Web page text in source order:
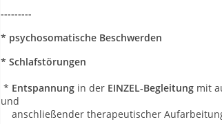
---------
* psychosomatische Beschwerden
* Schlafstörungen
* Entspannung in der EINZEL-Begleitung mit
und
anschließender therapeutischer